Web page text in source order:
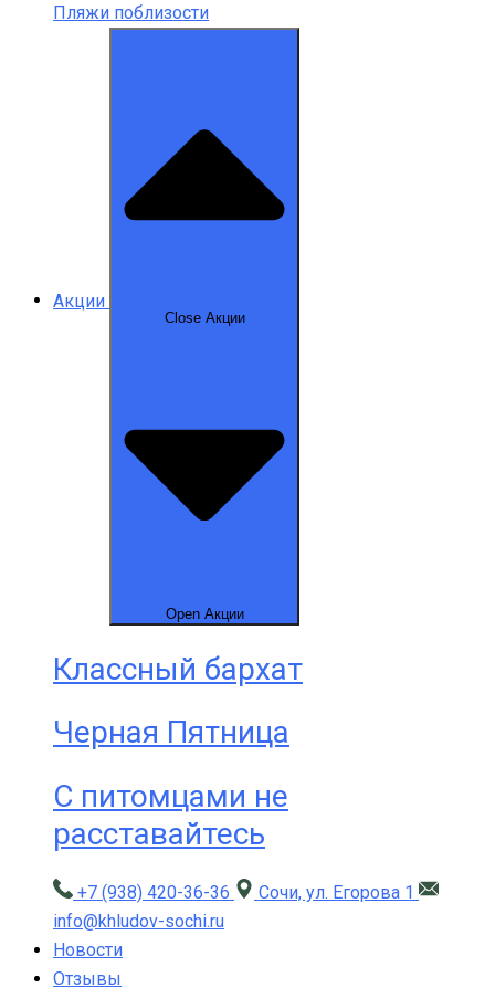
Пляжи поблизости
Акции
Close Акции
Open Акции
Классный бархат
Черная Пятница
С питомцами не
расставайтесь
+7 (938) 420-36-36
Сочи, ул. Егорова 1
info@khludov-sochi.ru
Новости
Отзывы